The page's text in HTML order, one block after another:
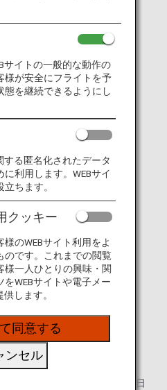
扱いについて改定しました。
限
数料」に名称を変更しまし
ご確認ください。
は、下記をご確認ください。
会員の規約
員規約はこちら
2025年5月20日
サイトの一般的な動作の
様が安全にフライトを予
態を継続できるようにし
する匿名化されたデータ
利用します。WEBサイ
ちます。
クッキー
のWEBサイト利用をよ
のです。これまでの閲覧
様一人ひとりの興味・関
WEBサイトや電子メー
します。
同意する
ンセル